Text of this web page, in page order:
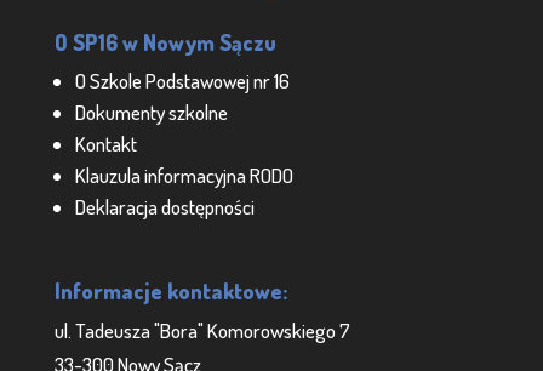
O SP16 w Nowym Sączu
O Szkole Podstawowej nr 16
Dokumenty szkolne
Kontakt
Klauzula informacyjna RODO
Deklaracja dostępności
Informacje kontaktowe:
ul. Tadeusza "Bora" Komorowskiego 7
33-300 Nowy Sącz